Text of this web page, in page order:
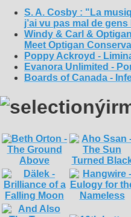
S. A. Cosby : "La
j’ai vu pas mal de
Windy & Carl &
Meet Optigan
Poppy Ackroyd -
Evanora Unlimited -
Boards of Canada -